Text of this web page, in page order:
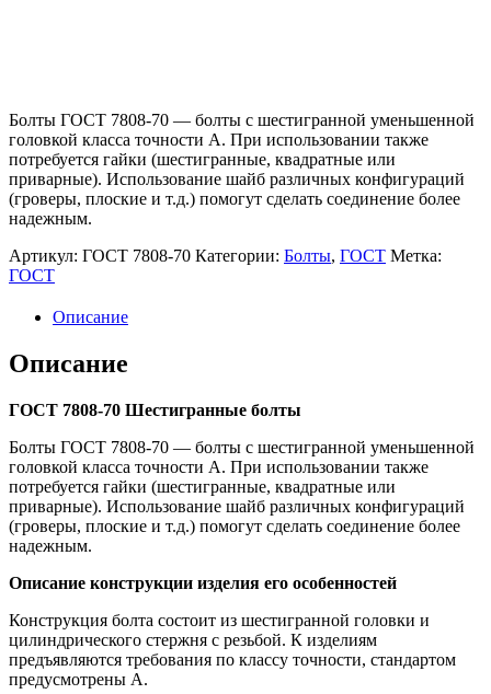
Болты ГОСТ 7808-70 — болты с шестигранной уменьшенной
головкой класса точности А. При использовании также
потребуется гайки (шестигранные, квадратные или
приварные). Использование шайб различных конфигураций
(гроверы, плоские и т.д.) помогут сделать соединение более
надежным.
Артикул: ГОСТ 7808-70 Категории: Болты, ГОСТ Метка:
ГОСТ
Описание
Описание
ГОСТ 7808-70 Шестигранные болты
Болты ГОСТ 7808-70 — болты с шестигранной уменьшенной
головкой класса точности А. При использовании также
потребуется гайки (шестигранные, квадратные или
приварные). Использование шайб различных конфигураций
(гроверы, плоские и т.д.) помогут сделать соединение более
надежным.
Описание конструкции изделия его особенностей
Конструкция болта состоит из шестигранной головки и
цилиндрического стержня с резьбой. К изделиям
предъявляются требования по классу точности, стандартом
предусмотрены А.